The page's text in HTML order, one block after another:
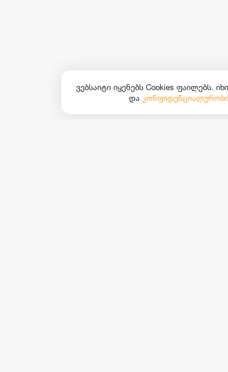
ვებსაიტი იყენებს Cookies ფაილებს.
და